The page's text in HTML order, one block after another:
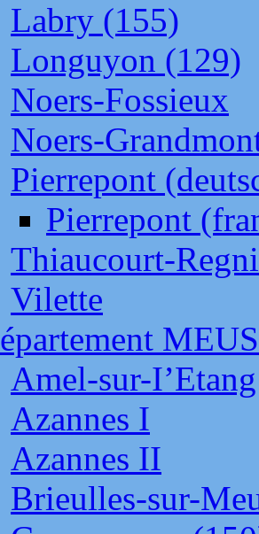
Labry (155)
Longuyon (129)
Noers-Fossieux
Noers-
Pierrepont
Pierrepont
Thiaucourt-
Vilette
Amel-sur-
Azannes I
Azannes II
Brieulles-sur-